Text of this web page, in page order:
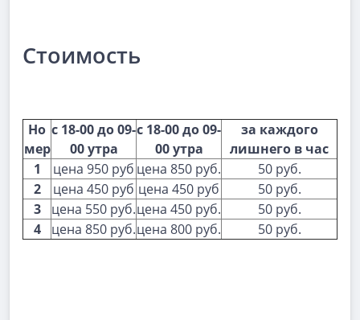
Стоимость
Но
мер
с 18-00 до 09-
00 утра
с 18-00 до 09-
00 утра
за каждого
лишнего в час
1
цена 950 руб цена 850 руб.
50 руб.
2
цена 450 руб цена 450 руб
50 руб.
3
цена 550 руб.цена 450 руб.
50 руб.
4
цена 850 руб.цена 800 руб. 50 руб.